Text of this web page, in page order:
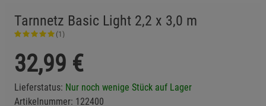
Tarnnetz Basic Light 2,2 x 3,0 m
(1)
32,99 €
Lieferstatus: Nur noch wenige Stück auf Lager
Artikelnummer: 122400